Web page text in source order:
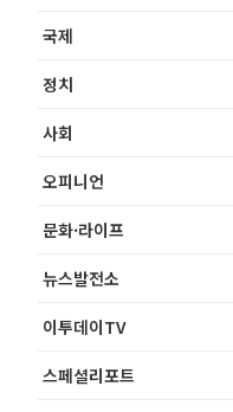
국제
정치
사회
오피니언
문화·라이프
뉴스발전소
이투데이TV
스페셜리포트